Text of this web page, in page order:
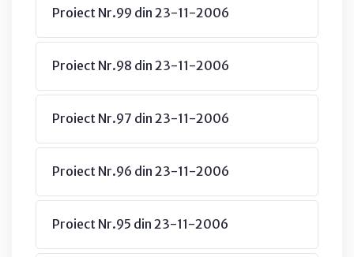
Proiect Nr.99 din 23-11-2006
Proiect Nr.98 din 23-11-2006
Proiect Nr.97 din 23-11-2006
Proiect Nr.96 din 23-11-2006
Proiect Nr.95 din 23-11-2006